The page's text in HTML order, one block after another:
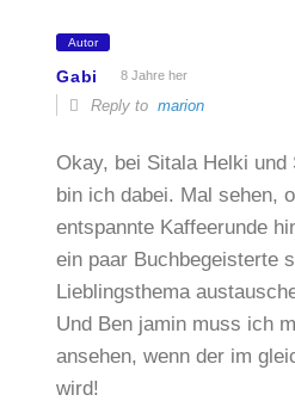
Autor
Gabi 8 Jahre her
Reply tomarion
Okay, bei Sitala Helki und
bin ich dabei. Mal sehen,
entspannte Kaffeerunde
ein paar Buchbegeisterte
Lieblingsthema
Und Ben jamin muss ich
ansehen, wenn der im
wird!